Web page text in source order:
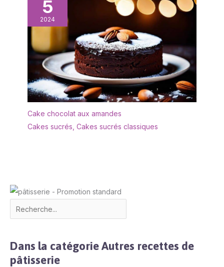
à votre réfrigérateur ou
le suspendre n'importe
où. Après utilisation, il
suffit d'essuyer ou de
rincer la sonde
efficacement l'espace limité
de la table et garantit une
présentation élégante.
Lorsqu'il n'est pas utilisé, les
3 étagères du plateau
peuvent être démontées et
empilées pour un rangement
pratique Convient à de
Nombreuses Occasions et à
de Multiples Usages: Ce
plateau buffet à trois
étagères est idéal pour les
petits-déjeuners, les dîners,
des aliments. De plus, c'est
rangement quotidien, qui
bien rangées. Ce plateau
5
2024
Cake chocolat aux amandes
Cakes sucrés Cakes sucrés classiques
Dans la catégorie Autres recettes de
pâtisserie